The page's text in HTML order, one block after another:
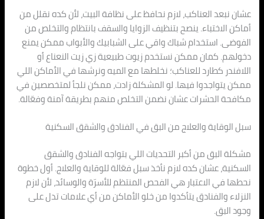
عشان نبعد العناكب، لازم نحافظ على نظافة البيت، لأن كده نقلل من
أماكن الاختباء. ينصح بتنظيف الزوايا والسقف بانتظام والتخلص من
الفوضى. استخدام شباك واقي على الشبابيك والأبواب ممكن يمنع
دخولهم. كمان ممكن نستخدم زيوت طبيعية زي زيت النعناع أو
اللافندر كطارد للعناكب؛ نخلطها مع الميه ونرشها في الأماكن اللي
ممكن يتواجدوا فيها. لو المشكلة زادت، ممكن نلجأ لمتخصصين في
مكافحة الحشرات عشان نضمن التخلص منهم بطريقة آمنة وفعّالة.
سبل الوقاية والعلاج من البق في الفنادق والشقق السكنية
مشكلة البق من أكبر التحديات اللي بتواجه الفنادق والشقق
السكنية، عشان كده لازم نأخذ سبل فعّالة للوقاية والعلاج. أول خطوة
نحطها في الاعتبار هي الفحص المنتظم للأسرّة والوسائد، لأن لازم
النزلاء والفنادق يتأكدوا من خلو الأماكن من أي علامات تدل على
وجود البق.